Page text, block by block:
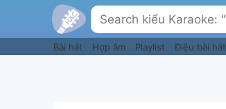
Bài hát Hợp âm Playlist Điệu bài hát